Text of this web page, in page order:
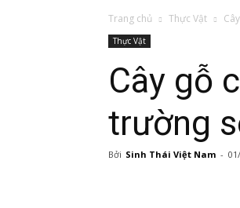
Trang chủ Thực Vật
Thực Vật
Cây gỗ
trường
Bởi Sinh Thái Việt Nam -